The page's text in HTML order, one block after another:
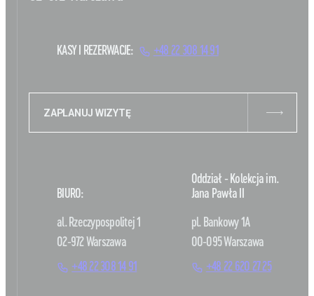
KASY I REZERWACJE: +48 22 308 14 91
ZAPLANUJ WIZYTĘ
BIURO:
al. Rzeczypospolitej 1
02-972 Warszawa
+48 22 308 14 91
Oddział - Kolekcja im.
Jana Pawła II
pl. Bankowy 1A
00-095 Warszawa
+48 22 620 27 25